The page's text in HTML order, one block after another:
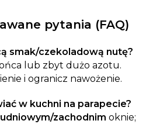
pytania (FAQ)
smak/czekoladową nutę?
lub zbyt dużo azotu.
i ogranicz nawożenie.
w kuchni na parapecie?
zachodnim oknie;